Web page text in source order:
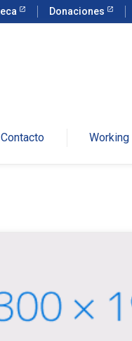
Donaciones
Contacto Working